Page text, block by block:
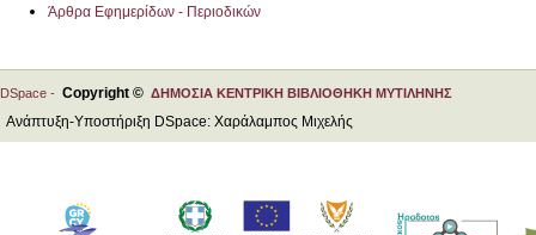
Άρθρα Εφημερίδων - Περιοδικών
DSpace - Copyright © ΔΗΜΟΣΙΑ ΚΕΝΤΡΙΚΗ ΒΙΒΛΙΟΘΗΚΗ ΜΥΤΙΛΗΝΗΣ
Ανάπτυξη-Υποστήριξη DSpace: Χαράλαμπος Μιχελής